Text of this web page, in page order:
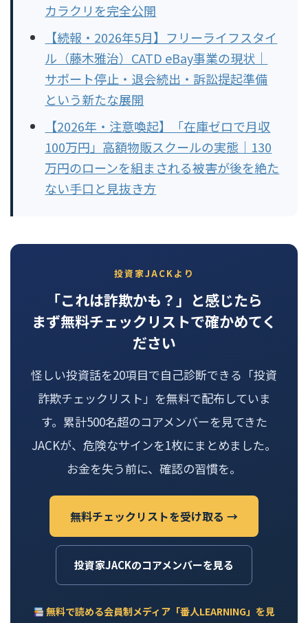
カラクリを完全公開
【続報・2026年5月】フリーライフスタイ
ル（藤木雅治）CATD eBay事業の現状｜
サポート停止・退会続出・訴訟提起準備
という新たな展開
【2026年・注意喚起】「在庫ゼロで月収
100万円」高額物販スクールの実態｜130
万円のローンを組まされる被害が後を絶た
ない手口と見抜き方
投資家JACKより
「これは詐欺かも？」と感じたら
まず無料チェックリストで確かめてく
ださい
怪しい投資話を20項目で自己診断できる「投資
詐欺チェックリスト」を無料で配布していま
す。累計500名超のコアメンバーを見てきた
JACKが、危険なサインを1枚にまとめました。
お金を失う前に、確認の習慣を。
無料チェックリストを受け取る →
投資家JACKのコアメンバーを見る
無料で読める会員制メディア「番人LEARNING」を見